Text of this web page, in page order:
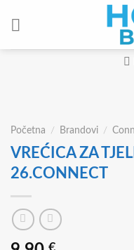
Početna / Brandovi /
VREĆICA ZA
26.CONNECT